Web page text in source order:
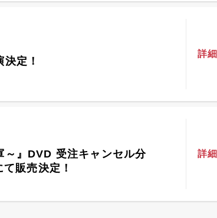
定！
～』DVD 受注キャンセル分
販売決定！